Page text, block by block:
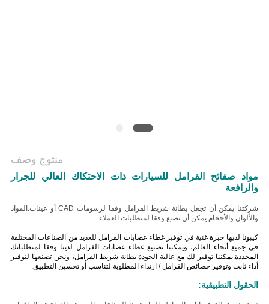
منتوج وصف
مواد صفائح الفرامل للسيارات ذات الاحتكاك العالي للجرار
والرافعة
شركتنا يمكن أن تجعل بطانة شريط الفرامل وفقا لرسومات CAD أو عينات.
المواد
والألوان والأحجام يمكن أن تصنع وفقا لمتطلبات العملاء.
كيبونا لديها خبرة غنية في توفير غطاء عصابات الفرامل للعديد من الصناعات المختلفة
في جميع أنحاء العالم، ويمكننا تصنيع غطاء عصابات الفرامل لدينا وفقا لمتطلباتك
المحددة.يمكننا توفير لك مع عالية الجودة بطانة شريط الفرامل، ونحن تصنعها لتوفير
أداء ثابت وتوفير خصائص الفرامل / ارتداء المطلوبة لتناسب أو تحسين التطبيق.
الحقول التطبيقية: